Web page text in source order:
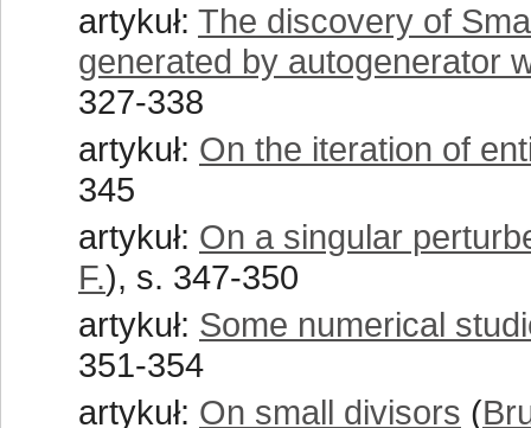
artykuł: The discovery of
generated by autogenerator
327-338
artykuł: On the iteration of
345
artykuł: On a singular
F.), s. 347-350
artykuł: Some numerical
351-354
artykuł: On small divisors (